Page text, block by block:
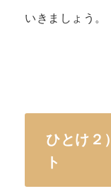
いきましょう。
ひとけ２
ト